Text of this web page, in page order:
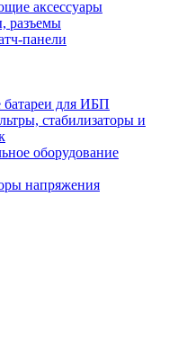
аксессуары
разъемы
панели
батареи для ИБП
стабилизаторы и
оборудование
напряжения